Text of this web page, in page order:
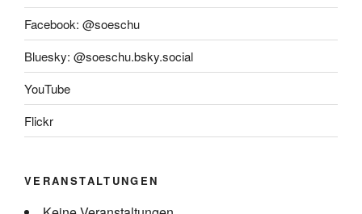
Facebook: @soeschu
Bluesky: @soeschu.bsky.social
YouTube
Flickr
VERANSTALTUNGEN